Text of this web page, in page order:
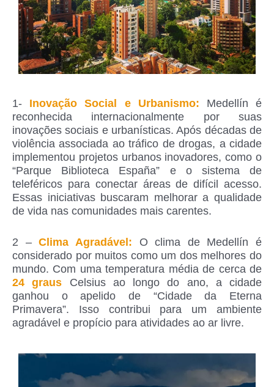
1- Inovação Social e Urbanismo: Medellín é
reconhecida internacionalmente por suas
inovações sociais e urbanísticas. Após décadas de
violência associada ao tráfico de drogas, a cidade
implementou projetos urbanos inovadores, como o
“Parque Biblioteca España” e o sistema de
teleféricos para conectar áreas de difícil acesso.
Essas iniciativas buscaram melhorar a qualidade
de vida nas comunidades mais carentes.
2 –Clima Agradável: O clima de Medellín é
considerado por muitos como um dos melhores do
mundo. Com uma temperatura média de cerca de
24 graus Celsius ao longo do ano, a cidade
ganhou o apelido de “Cidade da Eterna
Primavera”. Isso contribui para um ambiente
agradável e propício para atividades ao ar livre.